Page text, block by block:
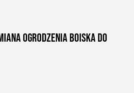
OGRODZENIA BOISKA DO